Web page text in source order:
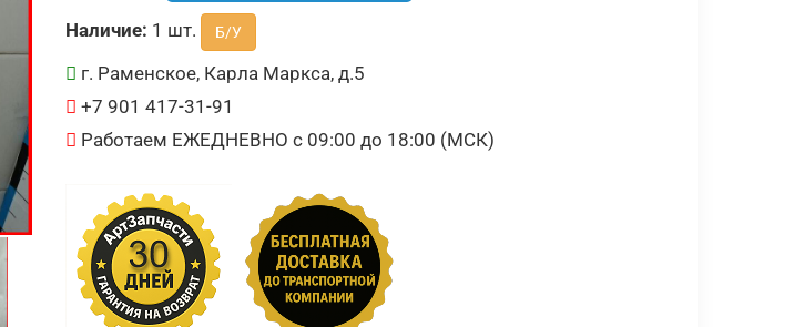
Наличие: 1 шт. Б/У
г. Раменское, Карла Маркса, д.5
+7 901 417-31-91
Работаем ЕЖЕДНЕВНО с 09:00 до 18:00 (МСК)